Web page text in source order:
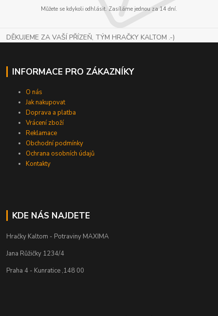
Můžete se kdykoli odhlásit. Zasíláme jednou za 14 dní.
DĚKUJEME ZA VAŠÍ PŘÍZEŇ, TÝM HRAČKY KALTOM .-)
INFORMACE PRO ZÁKAZNÍKY
O nás
Jak nakupovat
Doprava a platba
Vrácení zboží
Reklamace
Obchodní podmínky
Ochrana osobních údajů
Kontakty
KDE NÁS NAJDETE
Hračky Kaltom - Potraviny MAXIMA
Jana Růžičky 1234/4
Praha 4 - Kunratice ,148 00